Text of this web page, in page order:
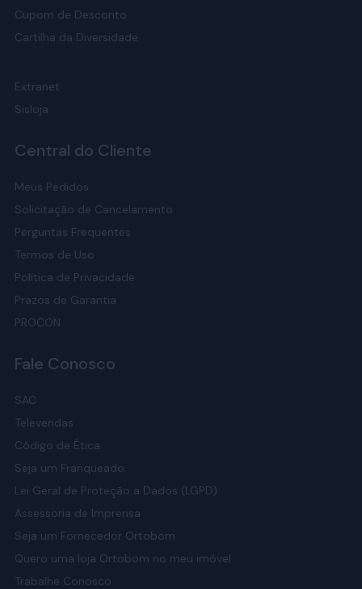
Cupom de Desconto
Cartilha da Diversidade
Extranet
Sisloja
Central do Cliente
Meus Pedidos
Solicitação de Cancelamento
Perguntas Frequentes
Termos de Uso
Política de Privacidade
Prazos de Garantia
PROCON
Fale Conosco
SAC
Televendas
Código de Ética
Seja um Franqueado
Lei Geral de Proteção a Dados (LGPD)
Assessoria de Imprensa
Seja um Fornecedor Ortobom
Quero uma loja Ortobom no meu imóvel
Trabalhe Conosco